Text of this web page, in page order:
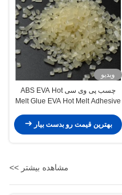
ویدیو
چسب پی وی سی ABS EVA Hot
Melt Glue EVA Hot Melt Adhesive
بهترین قیمت رو بدست بیار
مشاهده بیشتر >>